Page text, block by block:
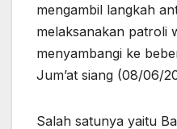
mengambil langkah
melaksanakan patroli
menyambangi ke
Jum’at siang (08/06/
Salah satunya yaitu